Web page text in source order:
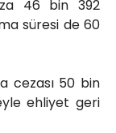
46 bin 392
süresi de 60
cezası 50 bin
ehliyet geri